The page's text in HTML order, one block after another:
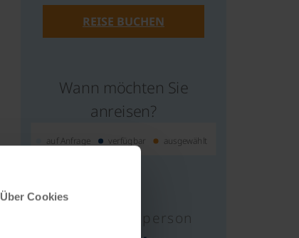
Über Cookies
REISE BUCHEN
Wann möchten Sie
anreisen?
auf Anfrage verfügbar ausgewählt
Ihre Kontaktperson